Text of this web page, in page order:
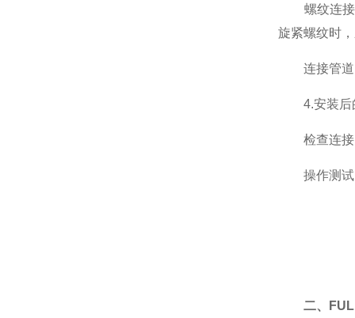
螺纹连接：
旋紧螺纹时
连接管道：
4.安装后
检查连接：
操作测试：
二、